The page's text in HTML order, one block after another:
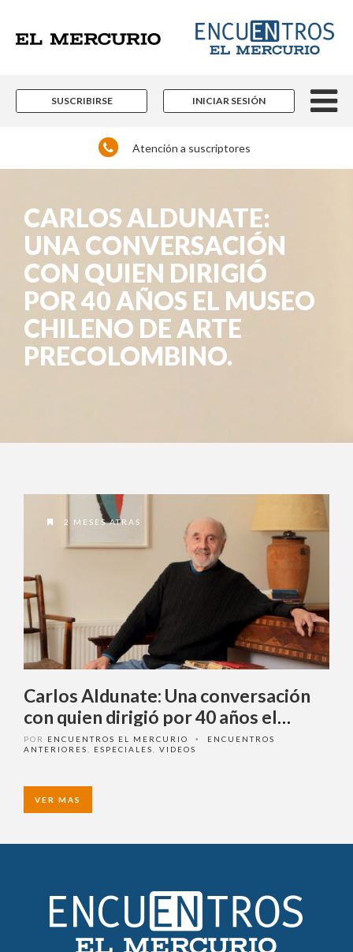
SUSCRIBIRSE INICIAR SESIÓN
Atención a suscriptores
CARLOS ALDUNATE:
UNA CONVERSACIÓN
CON QUIEN DIRIGIÓ
POR 40 AÑOS EL MUSEO
CHILENO DE ARTE
PRECOLOMBINO.
2 MESES ATRAS
Carlos Aldunate: Una conversación
con quien dirigió por 40 años el
Museo Chileno de Arte
Precolombino.
POR ENCUENTROS EL MERCURIO •
ENCUENTROS
ANTERIORES
ESPECIALES VIDEOS
VER MAS